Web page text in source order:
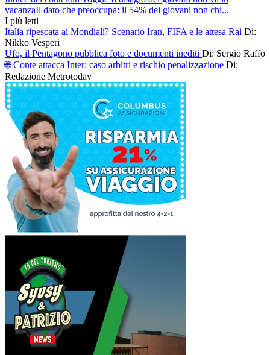
vacanzaIl dato che preoccupa: il 54% dei giovani non chi...
I più letti
Italia ripescata ai Mondiali? Scenario Iran, FIFA e le attesa Rai Di:
Nikko Vesperi
Ufo, il Pentagono pubblica foto e documenti inediti Di: Sergio Raffo
🌐 Conte attacca Inter: caso arbitri e rischio penalizzazione Di:
Redazione Metrotoday